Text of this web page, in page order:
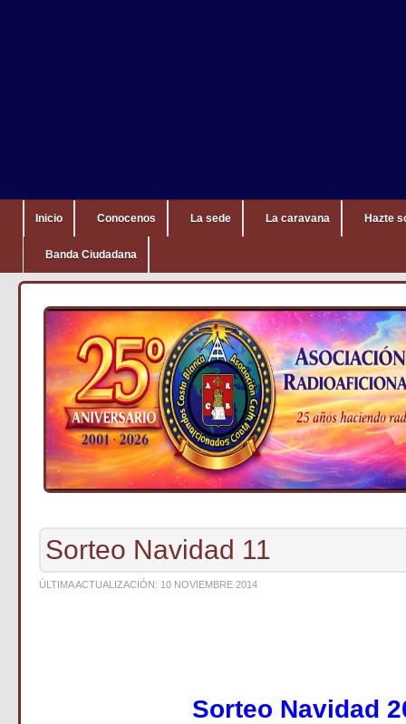
Inicio Conocenos La sede La caravana Hazte
Banda Ciudadana
Sorteo Navidad 11
ÚLTIMA ACTUALIZACIÓN: 10 NOVIEMBRE 2014
Sorteo Navidad